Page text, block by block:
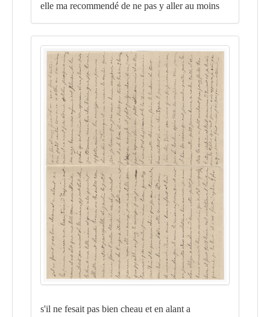
elle ma recommendé de ne pas y aller au moins
s'il ne fesait pas bien cheau et en alant a